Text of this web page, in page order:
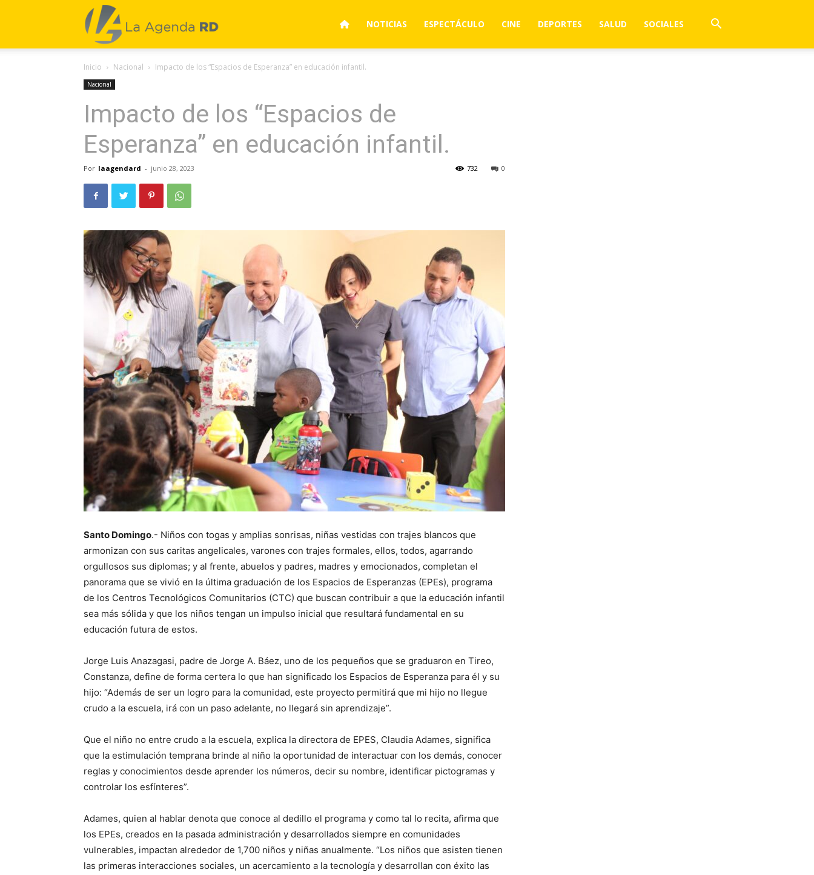
La
Agenda
RD
NOTICIAS ESPECTÁCULO CINE DEPORTES SALUD SOCIALES
Inicio Nacional Impacto de los “Espacios de Esperanza” en educación infantil.
Nacional
Impacto de los “Espacios de
Esperanza” en educación infantil.
Por laagendard - junio 28, 2023 0
732
Santo Domingo.- Niños con togas y amplias sonrisas, niñas vestidas con trajes blancos que
armonizan con sus caritas angelicales, varones con trajes formales, ellos, todos, agarrando
orgullosos sus diplomas; y al frente, abuelos y padres, madres y emocionados, completan el
panorama que se vivió en la última graduación de los Espacios de Esperanzas (EPEs), programa
de los Centros Tecnológicos Comunitarios (CTC) que buscan contribuir a que la educación infantil
sea más sólida y que los niños tengan un impulso inicial que resultará fundamental en su
educación futura de estos.
Jorge Luis Anazagasi, padre de Jorge A. Báez, uno de los pequeños que se graduaron en Tireo,
Constanza, define de forma certera lo que han significado los Espacios de Esperanza para él y su
hijo: “Además de ser un logro para la comunidad, este proyecto permitirá que mi hijo no llegue
crudo a la escuela, irá con un paso adelante, no llegará sin aprendizaje”.
Que el niño no entre crudo a la escuela, explica la directora de EPES, Claudia Adames, significa
que la estimulación temprana brinde al niño la oportunidad de interactuar con los demás, conocer
reglas y conocimientos desde aprender los números, decir su nombre, identificar pictogramas y
controlar los esfínteres”.
Adames, quien al hablar denota que conoce al dedillo el programa y como tal lo recita, afirma que
los EPEs, creados en la pasada administración y desarrollados siempre en comunidades
vulnerables, impactan alrededor de 1,700 niños y niñas anualmente. “Los niños que asisten tienen
las primeras interacciones sociales, un acercamiento a la tecnología y desarrollan con éxito las